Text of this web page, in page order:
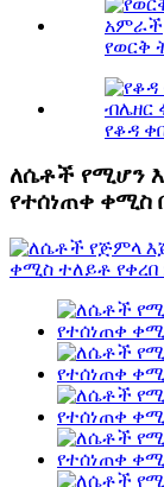
የወርቅ
የቆዳ
ለሴቶች የሚሆን
የተሰነጠቀ ቀሚስ